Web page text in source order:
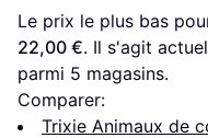
Le prix le plus bas
22,00 €. Il s'agit
parmi 5 magasins.
Comparer:
Trixie Animaux de